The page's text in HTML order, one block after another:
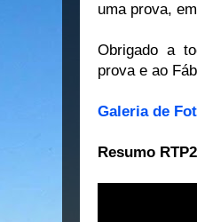
uma prova,
Obrigado a
prova e ao
Galeria de
Resumo